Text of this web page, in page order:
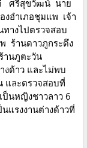
ศรีสุขวัฒน์ นาย
อำเภอชุมแพ เจ้า
างไปตรวจสอบ
ร้านดาวภูกระดึง
านภูตะวัน
งด้าว และไม่พบ
และตรวจสอบที่
ป็นหญิงชาวลาว 6
แรงงานต่างด้าวที่